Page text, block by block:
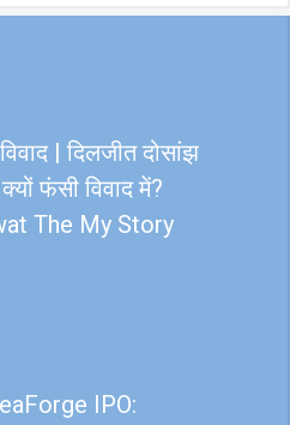
| दिलजीत दोसांझ
फंसी विवाद में?
The My Story
IPO: